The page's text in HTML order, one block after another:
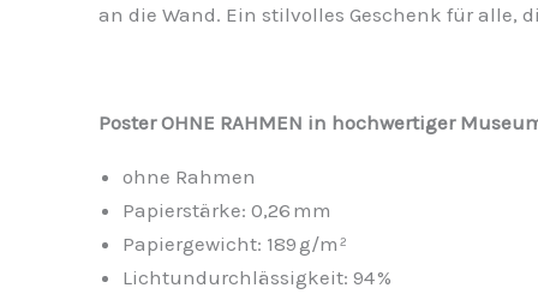
an die Wand. Ein stilvolles Geschenk für alle,
Poster OHNE RAHMEN in hochwertiger
ohne Rahmen
Papierstärke: 0,26 mm
Papiergewicht: 189 g/m²
Lichtundurchlässigkeit: 94 %